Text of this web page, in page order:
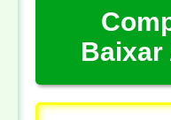
Baixar